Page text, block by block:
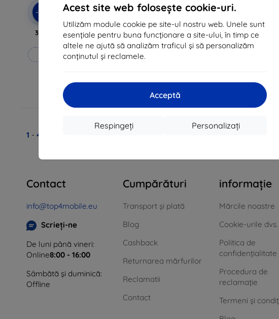
Acest site web folosește cookie-uri.
Utilizăm module cookie pe site-ul nostru web. Unele sunt
esențiale pentru buna funcționare a site-ului, în timp ce
altele ne ajută să analizăm traficul și să personalizăm
conținutul și reclamele.
Acceptă
Personalizați
Respingeți
-10%
Reducere
EXTRA10
3mk Anti-Shock sticlă de
protecție
Realizat la comandă
76 lei
În stoc > 5 buc
-10%
Reducere
cu cupon
EXTRA10
3mk Pure Matt Sticlă de
protecție
57 lei
În stoc > 5 buc
3mk
În
1 - 4
Contact
info@top4mobile.eu
Scrieți-ne
De luni până vineri:
Online8:00 - 16:00
Sâmbătă și duminică:
Offline
Cumpărături
Transport și plată
Blog
Cashback
Returnarea mărfurilor
Reclamatii
Contact
informație
Mărcile noastre
Cookie-urile dvs.
Politica de
confidențialitate
Procedura de
reclamație
Termeni și